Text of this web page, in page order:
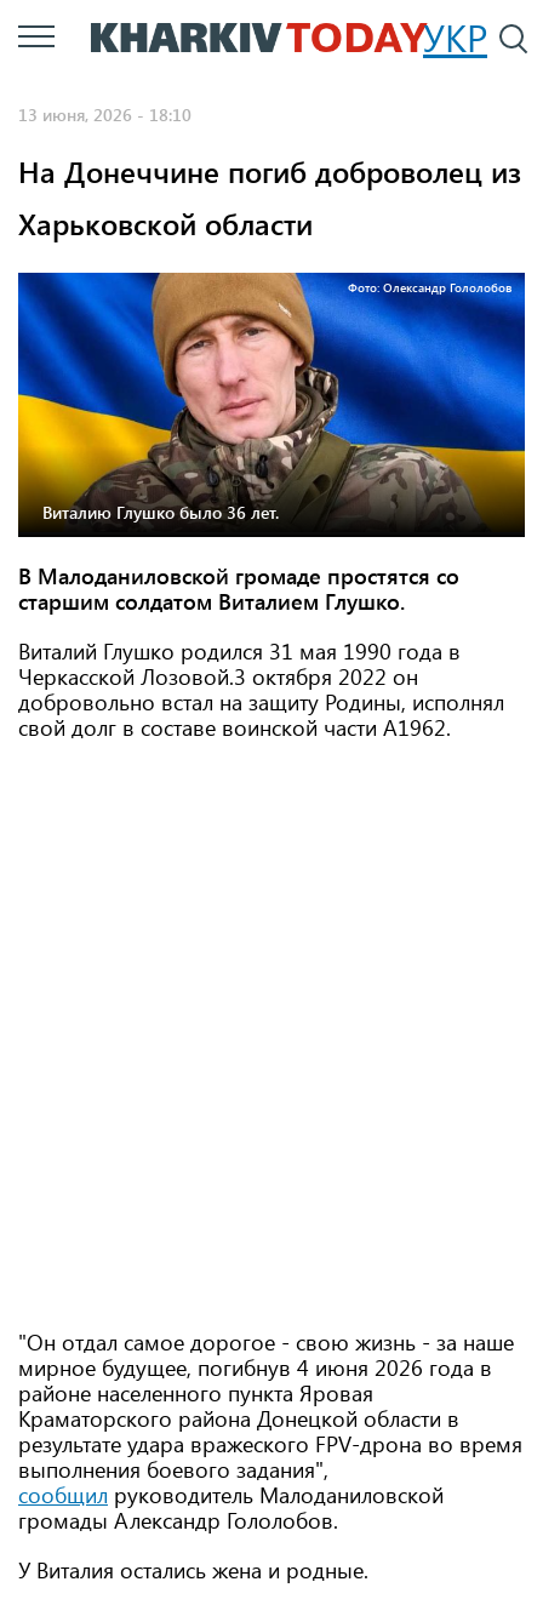
Перейти
к
УКР
13 июня, 2026 - 18:10
На Донеччине погиб доброволец из
Харьковской области
Фото: Олександр Гололобов
Виталию Глушко было 36 лет.
В Малоданиловской громаде простятся со
старшим солдатом Виталием Глушко.
Виталий Глушко родился 31 мая 1990 года в
Черкасской Лозовой.3 октября 2022 он
добровольно встал на защиту Родины, исполнял
свой долг в составе воинской части А1962.
"Он отдал самое дорогое - свою жизнь - за наше
мирное будущее, погибнув 4 июня 2026 года в
районе населенного пункта Яровая
Краматорского района Донецкой области в
результате удара вражеского FPV-дрона во время
выполнения боевого задания",
сообщил руководитель Малоданиловской
громады Александр Гололобов.
У Виталия остались жена и родные.